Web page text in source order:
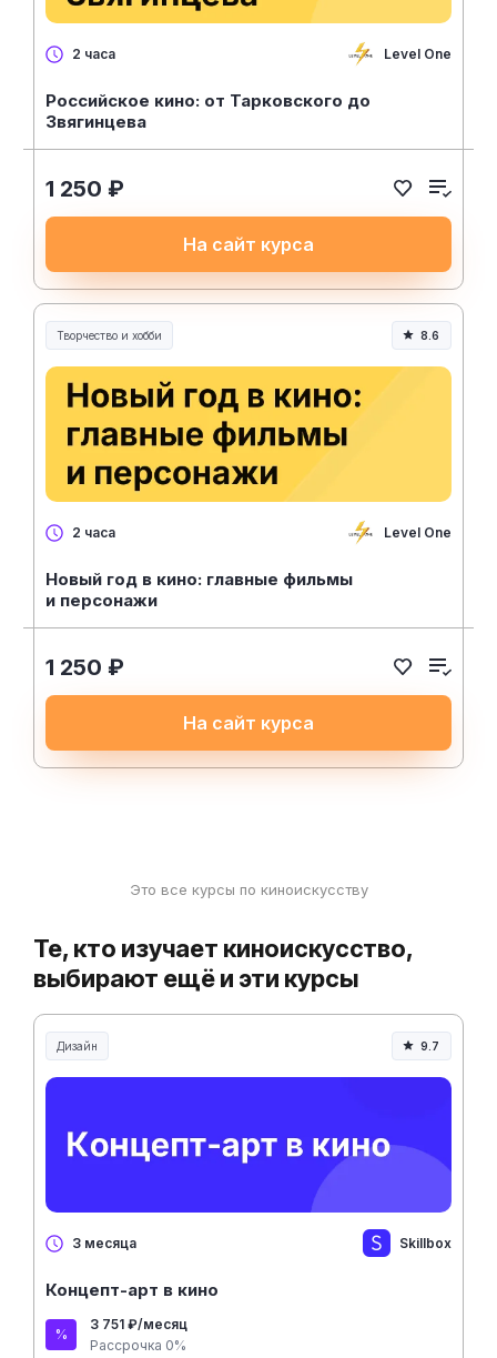
2 часа Level One
Российское кино: от Тарковского до
Звягинцева
1 250 ₽
На сайт курса
Творчество и хобби
Творчество, контент и хобби
8.6
2 часа Level One
Новый год в кино: главные фильмы
и персонажи
1 250 ₽
На сайт курса
Это все курсы по киноискусству
Те, кто изучает киноискусство,
выбирают ещё и эти курсы
Дизайн 9.7
3 месяца Skillbox
Концепт-арт в кино
3 751 ₽/месяц
Рассрочка 0%